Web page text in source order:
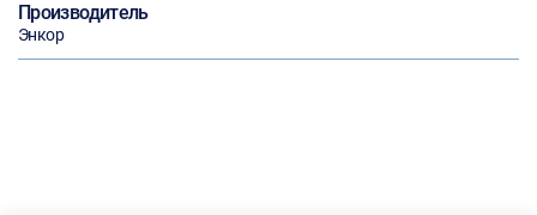
Производитель
Энкор